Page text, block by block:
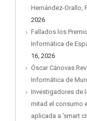
Hernández-Orallo,
2026
Fallados los
Informática de
16, 2026
Óscar Cánovas
Informática de
Investigadores de
mitad el consumo
aplicada a ‘smart